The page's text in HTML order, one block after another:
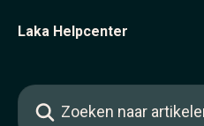
Laka Helpcenter
Zoeken naar artikelen ...